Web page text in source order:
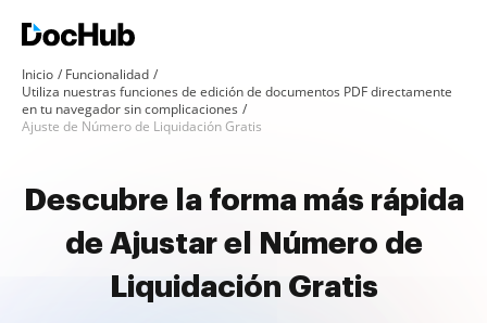
Inicio
Funcionalidad
Utiliza nuestras funciones de edición de documentos PDF directamente
en tu navegador sin complicaciones
Ajuste de Número de Liquidación Gratis
Descubre la forma más rápida
de Ajustar el Número de
Liquidación Gratis